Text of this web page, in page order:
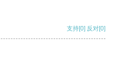
支持[0] 反对[0]